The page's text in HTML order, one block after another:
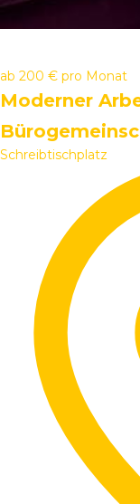
ab 200 € pro Monat
Moderner
Schreibtischplatz